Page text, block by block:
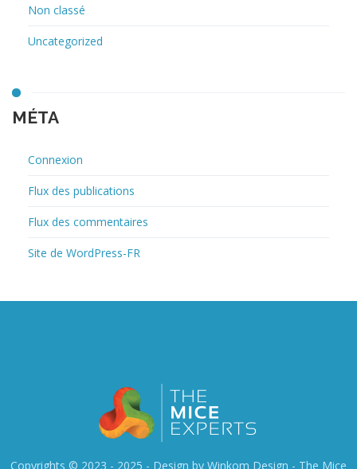
Non classé
Uncategorized
MÉTA
Connexion
Flux des publications
Flux des commentaires
Site de WordPress-FR
Copyrights © 2023 - 2025 - Design by Winkom Design - The Mice